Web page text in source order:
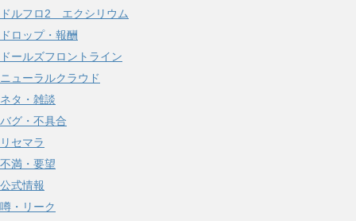
ドルフロ2 エクシリウム
ドロップ・報酬
ドールズフロントライン
ニューラルクラウド
ネタ・雑談
バグ・不具合
リセマラ
不満・要望
公式情報
噂・リーク